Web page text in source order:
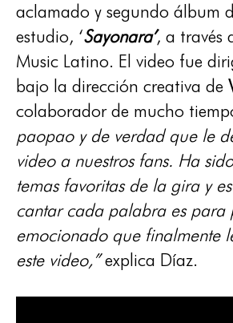
aclamado y segundo álbum
estudio, ‘Sayonara’, a través
Music Latino. El video fue
bajo la dirección creativa de
colaborador de mucho
paopao y de verdad que le
video a nuestros fans. Ha
temas favoritas de la gira y
cantar cada palabra es para
emocionado que finalmente
este video,”explica Díaz.